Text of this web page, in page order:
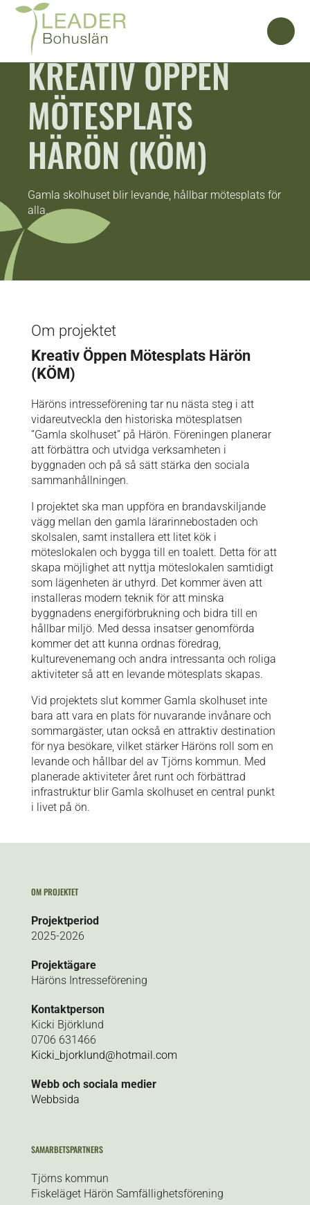
KREATIV ÖPPEN
MÖTESPLATS
HÄRÖN (KÖM)
Gamla skolhuset blir levande, hållbar mötesplats för
alla.
Om projektet
Kreativ Öppen Mötesplats Härön
(KÖM)
Häröns intresseförening tar nu nästa steg i att
vidareutveckla den historiska mötesplatsen
”Gamla skolhuset” på Härön. Föreningen planerar
att förbättra och utvidga verksamheten i
byggnaden och på så sätt stärka den sociala
sammanhållningen.
I projektet ska man uppföra en brandavskiljande
vägg mellan den gamla lärarinnebostaden och
skolsalen, samt installera ett litet kök i
möteslokalen och bygga till en toalett. Detta för att
skapa möjlighet att nyttja möteslokalen samtidigt
som lägenheten är uthyrd. Det kommer även att
installeras modern teknik för att minska
byggnadens energiförbrukning och bidra till en
hållbar miljö. Med dessa insatser genomförda
kommer det att kunna ordnas föredrag,
kulturevenemang och andra intressanta och roliga
aktiviteter så att en levande mötesplats skapas.
Vid projektets slut kommer Gamla skolhuset inte
bara att vara en plats för nuvarande invånare och
sommargäster, utan också en attraktiv destination
för nya besökare, vilket stärker Häröns roll som en
levande och hållbar del av Tjörns kommun. Med
planerade aktiviteter året runt och förbättrad
infrastruktur blir Gamla skolhuset en central punkt
i livet på ön.
OM PROJEKTET
Projektperiod
2025-2026
Projektägare
Häröns Intresseförening
Kontaktperson
Kicki Björklund
0706 631466
Kicki_bjorklund@hotmail.com
Webb och sociala medier
Webbsida
SAMARBETSPARTNERS
Tjörns kommun
Fiskeläget Härön Samfällighetsförening